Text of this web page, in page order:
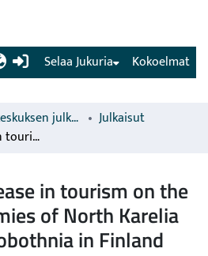
(current) Kokoelmat
Selaa Jukuria
Luonnonvarakeskuksen julkaisut
Julkaisut
Impacts of increase in tourism on the regional economies of North Karelia and South Ostrobothnia in Finland
in tourism on the
of North Karelia
in Finland